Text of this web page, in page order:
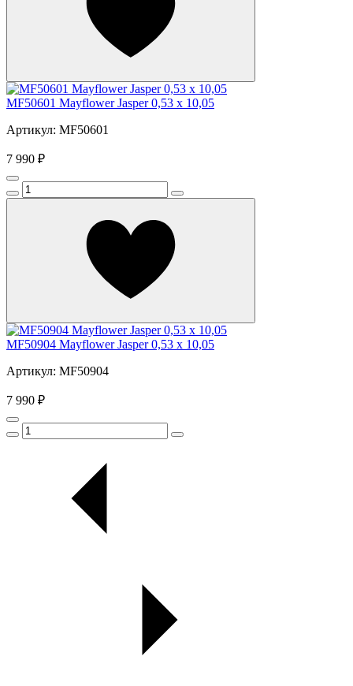
MF50601 Mayflower Jasper 0,53 x 10,05
Артикул: MF50601
7 990 ₽
MF50904 Mayflower Jasper 0,53 x 10,05
Артикул: MF50904
7 990 ₽